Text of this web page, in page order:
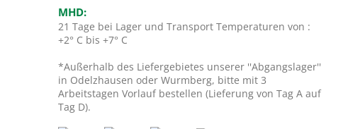
MHD:
21 Tage bei Lager und Transport Temperaturen von :
+2° C bis +7° C
*Außerhalb des Liefergebietes unserer ''Abgangslager''
in Odelzhausen oder Wurmberg, bitte mit 3
Arbeitstagen Vorlauf bestellen (Lieferung von Tag A auf
Tag D).